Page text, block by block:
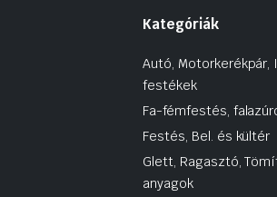
Kategóriák
Autó, Motorkerékpár,
festékek
Fa-fémfestés,
Festés, Bel. és kültér
Glett, Ragasztó,
anyagok